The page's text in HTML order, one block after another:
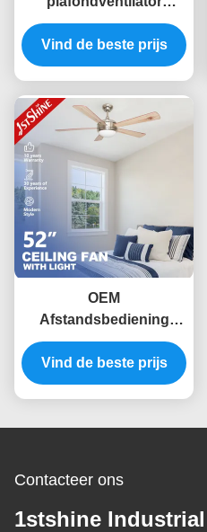
omkeerbaar 6 snelheid
keuze met MDF blad
Vind de beste prijs
OEM
Afstandsbediening
Moderne LEIDENE
Plafondventilator met
Lichte 5 MDF Bladen
Vind de beste prijs
Contacteer ons
1stshine